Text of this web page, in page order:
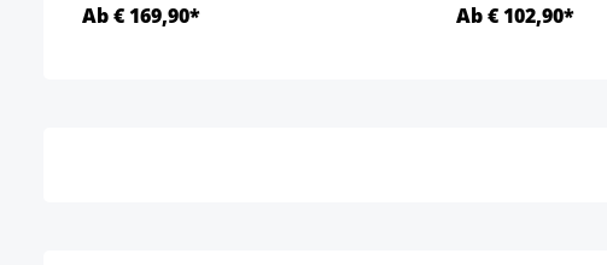
Ab € 169,90* Ab € 102,90*